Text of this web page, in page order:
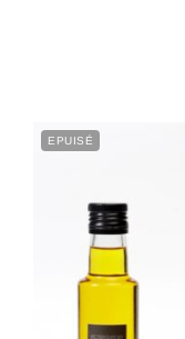
EPUISÉ